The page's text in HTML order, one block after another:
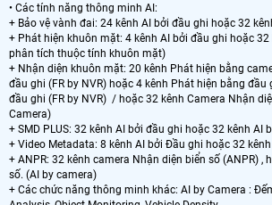
• Các tính năng thông minh AI:
+ Bảo vệ vành đai: 24 kênh AI bởi đầu ghi hoặc 32
+ Phát hiện khuôn mặt: 4 kênh AI bởi đầu ghi hoặc 32
phân tích thuộc tính khuôn mặt)
+ Nhận diện khuôn mặt: 20 kênh Phát hiện bằng
đầu ghi (FR by NVR) hoặc 4 kênh Phát hiện bằng đầu
đầu ghi (FR by NVR) / hoặc 32 kênh Camera Nhận
Camera)
+ SMD PLUS: 32 kênh AI bởi đầu ghi hoặc 32 kênh AI
+ Video Metadata: 8 kênh AI bởi Đầu ghi hoặc 32
+ ANPR: 32 kênh camera Nhận diện biển số (ANPR) ,
số. (AI by camera)
+ Các chức năng thông minh khác: AI by Camera :